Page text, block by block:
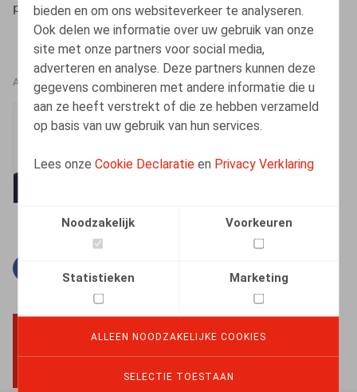
bieden en om ons websiteverkeer te analyseren.
Ook delen we informatie over uw gebruik van onze
site met onze partners voor social media,
adverteren en analyse. Deze partners kunnen deze
gegevens combineren met andere informatie die u
aan ze heeft verstrekt of die ze hebben verzameld
op basis van uw gebruik van hun services.
Lees onzeCookie Declaratie en Privacy Verklaring
Noodzakelijk Voorkeuren
Statistieken Marketing
ALLEEN NOODZAKELIJKE COOKIES
SELECTIE TOESTAAN
pp. 18-19
AUTEURS
Bart Adriaens
BACK TO TOP